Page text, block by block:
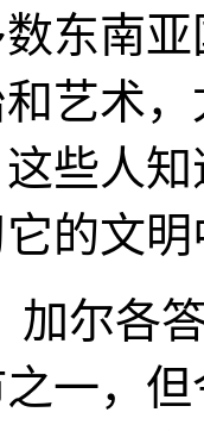
东南
艺术
些人
的文
加尔各
一，